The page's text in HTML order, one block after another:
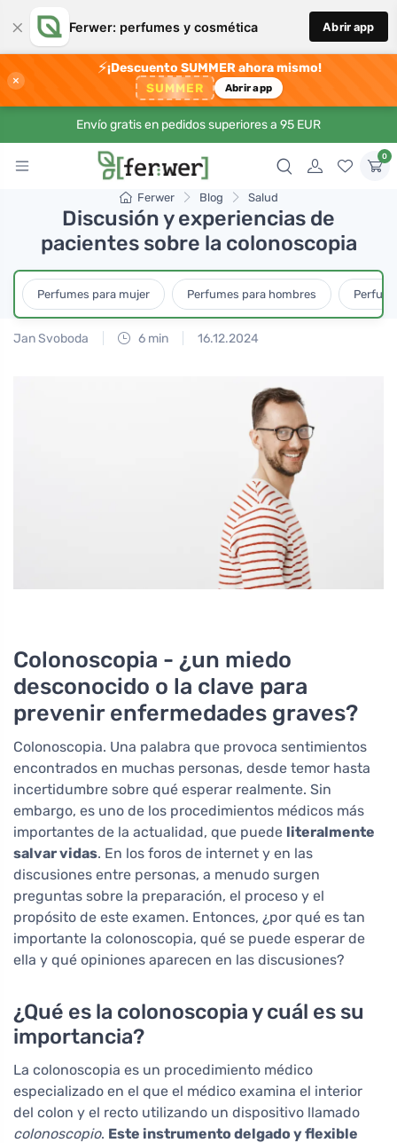
× Ferwer: perfumes y cosmética Abrir app
×
⚡¡Descuento SUMMER ahora mismo!
SUMMER Abrir app
Envío gratis en pedidos superiores a 95 EUR
0
Ferwer Blog Salud
Discusión y experiencias de
pacientes sobre la colonoscopia
Perfumes para mujer Perfumes para hombres
Jan Svoboda 6 min 16.12.2024
Colonoscopia - ¿un miedo
desconocido o la clave para
prevenir enfermedades graves?
Colonoscopia. Una palabra que provoca sentimientos
encontrados en muchas personas, desde temor hasta
incertidumbre sobre qué esperar realmente. Sin
embargo, es uno de los procedimientos médicos más
importantes de la actualidad, que puede literalmente
salvar vidas. En los foros de internet y en las
discusiones entre personas, a menudo surgen
preguntas sobre la preparación, el proceso y el
propósito de este examen. Entonces, ¿por qué es tan
importante la colonoscopia, qué se puede esperar de
ella y qué opiniones aparecen en las discusiones?
¿Qué es la colonoscopia y cuál es su
importancia?
La colonoscopia es un procedimiento médico
especializado en el que el médico examina el interior
del colon y el recto utilizando un dispositivo llamado
colonoscopio. Este instrumento delgado y flexible